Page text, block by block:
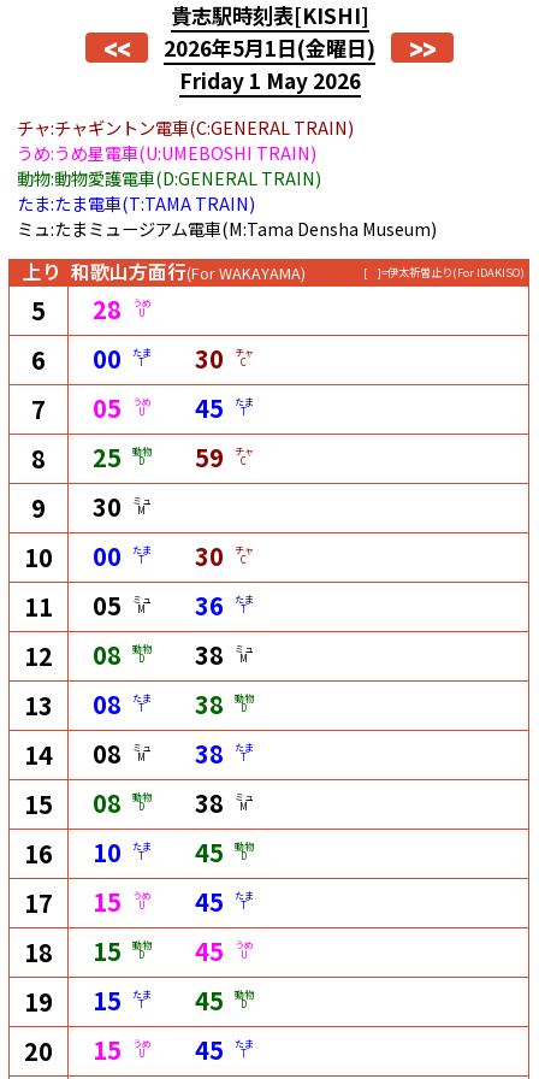
<<
貴志駅時刻表[KISHI]
2026年5月1日(金曜日)
Friday 1 May 2026
>>
チャ:チャギントン電車(C:GENERAL TRAIN)
うめ:うめ星電車(U:UMEBOSHI TRAIN)
動物:動物愛護電車(D:GENERAL TRAIN)
たま:たま電車(T:TAMA TRAIN)
ミュ:たまミュージアム電車(M:Tama Densha Museum)
上り 和歌山方面行(For WAKAYAMA) [ ]=伊太祈曽止り(For IDAKISO)
5 28 うめ
U
6 00 たま
T 30 チャ
C
7 05 うめ
U 45 たま
T
8 25 動物
D 59 チャ
C
9 30 ミュ
M
10 00 たま
T 30 チャ
C
11 05 ミュ
M 36 たま
T
12 08 動物
D 38 ミュ
M
13 08 たま
T 38 動物
D
14 08 ミュ
M 38 たま
T
15 08 動物
D 38 ミュ
M
16 10 たま
T 45 動物
D
17 15 うめ
U 45 たま
T
18 15 動物
D 45 うめ
U
19 15 たま
T 45 動物
D
20 15 うめ
U 45 たま
T